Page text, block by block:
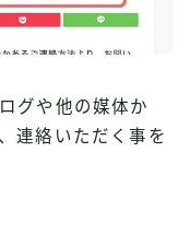
グや他の媒体か
連絡いただく事を